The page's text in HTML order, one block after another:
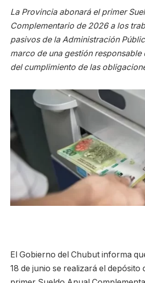
La Provincia abonará el primer
Complementario de 2026 a los
pasivos de la Administración
marco de una gestión responsable
del cumplimiento de las
El Gobierno del Chubut informa
18 de junio se realizará el depósito